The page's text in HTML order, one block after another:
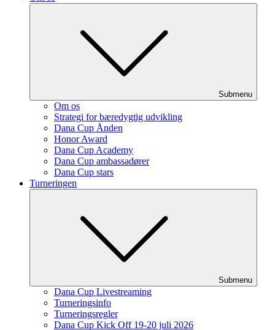
Submenu
Om os
Strategi for bæredygtig udvikling
Dana Cup Ånden
Honor Award
Dana Cup Academy
Dana Cup ambassadører
Dana Cup stars
Turneringen
Submenu
Dana Cup Livestreaming
Turneringsinfo
Turneringsregler
Dana Cup Kick Off 19-20 juli 2026